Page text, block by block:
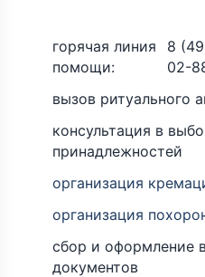
горячая линия
помощи:
8
02-
вызов ритуального
консультация в
принадлежностей
организация
организация
сбор и оформление
документов